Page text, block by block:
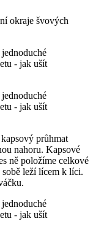
okraje švových
průhmat
nahoru. Kapsové
ně položíme celkové
leží lícem k líci.